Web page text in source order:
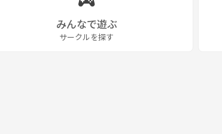
みんなで遊ぶ
サークルを探す